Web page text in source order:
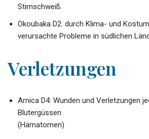
Stirnschweiß
Okoubaka D2: durch Klima- und
verursachte Probleme in südlichen
Verletzungen
Arnica D4: Wunden und Verletzungen
Blutergüssen
(Hämatomen)